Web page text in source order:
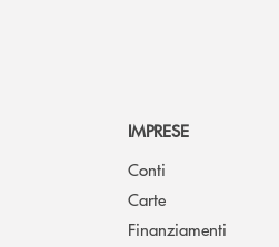
IMPRESE
Conti
Carte
Finanziamenti